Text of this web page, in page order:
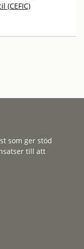
(CEFIC)
som ger stöd
till att